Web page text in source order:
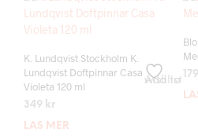
Add to wishlist
K. Lundqvist Stockholm K.
Lundqvist Doftpinnar Casa
Violeta 120 ml
349 kr
LÄS MER
179